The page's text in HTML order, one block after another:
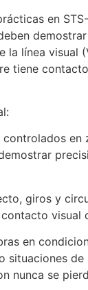
en
la línea visual
tiene
en
giros y
visual
en
situaciones de
nunca se